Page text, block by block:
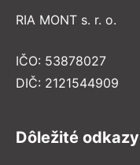
RIA MONT s. r. o.
IČO: 53878027
DIČ: 2121544909
Dôležité odkazy